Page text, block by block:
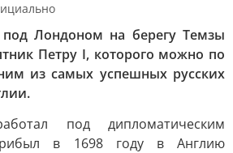
Лондоном на берегу Темзы
Петру I, которого можно по
из самых успешных русских
под дипломатическим
в 1698 году в Англию